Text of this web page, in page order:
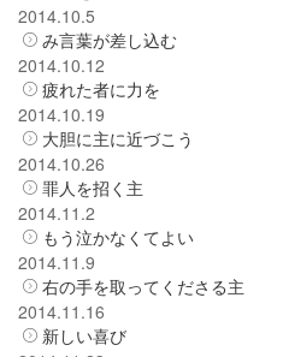
2014.10.5
み言葉が差し込む
2014.10.12
疲れた者に力を
2014.10.19
大胆に主に近づこう
2014.10.26
罪人を招く主
2014.11.2
もう泣かなくてよい
2014.11.9
右の手を取ってくださる主
2014.11.16
新しい喜び